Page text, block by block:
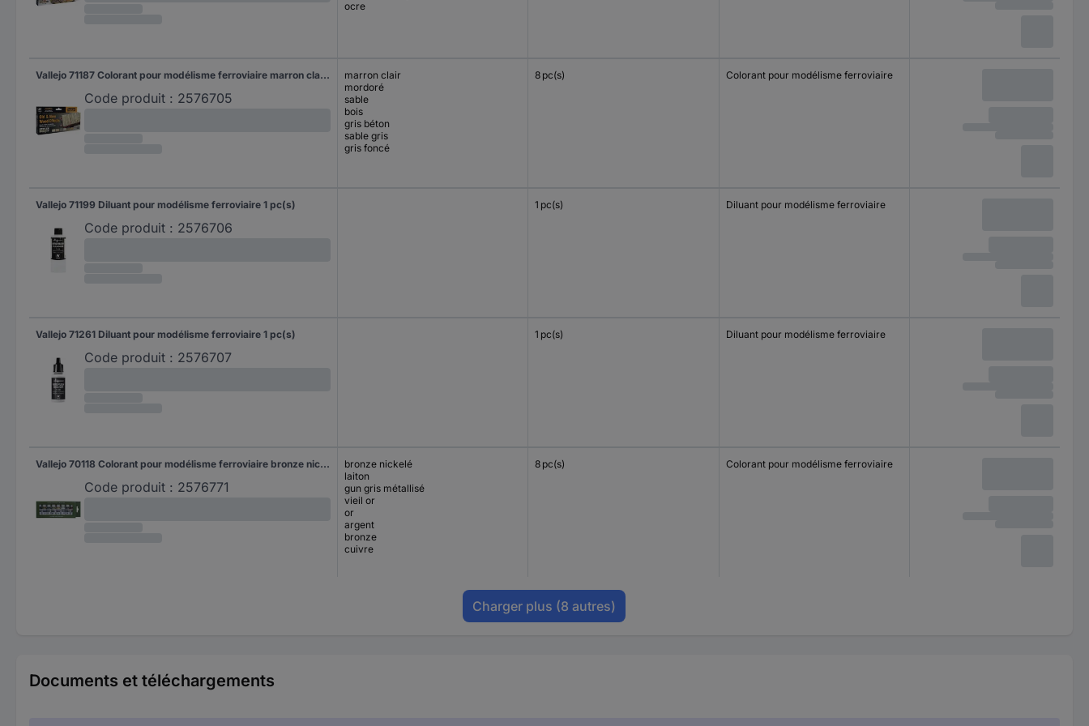
ocre
Vallejo 71187 Colorant pour modélisme ferroviaire marron clair, mordoré, sable, bois, gris béton, sable gris, gris foncé satiné 8 pc(s)
Code produit : 2576705
marron clair
mordoré
sable
bois
gris béton
sable gris
gris foncé
8 pc(s) Colorant pour modélisme ferroviaire
Vallejo 71199 Diluant pour modélisme ferroviaire 1 pc(s)
Code produit : 2576706
1 pc(s) Diluant pour modélisme ferroviaire
Vallejo 71261 Diluant pour modélisme ferroviaire 1 pc(s)
Code produit : 2576707
1 pc(s) Diluant pour modélisme ferroviaire
Vallejo 70118 Colorant pour modélisme ferroviaire bronze nickelé, laiton, gun gris métallisé, vieil or, or, argent, bronze, cuivre 8 pc(s)
Code produit : 2576771
bronze nickelé
laiton
gun gris métallisé
vieil or
or
argent
bronze
cuivre
8 pc(s) Colorant pour modélisme ferroviaire
Charger plus (8 autres)
Documents et téléchargements